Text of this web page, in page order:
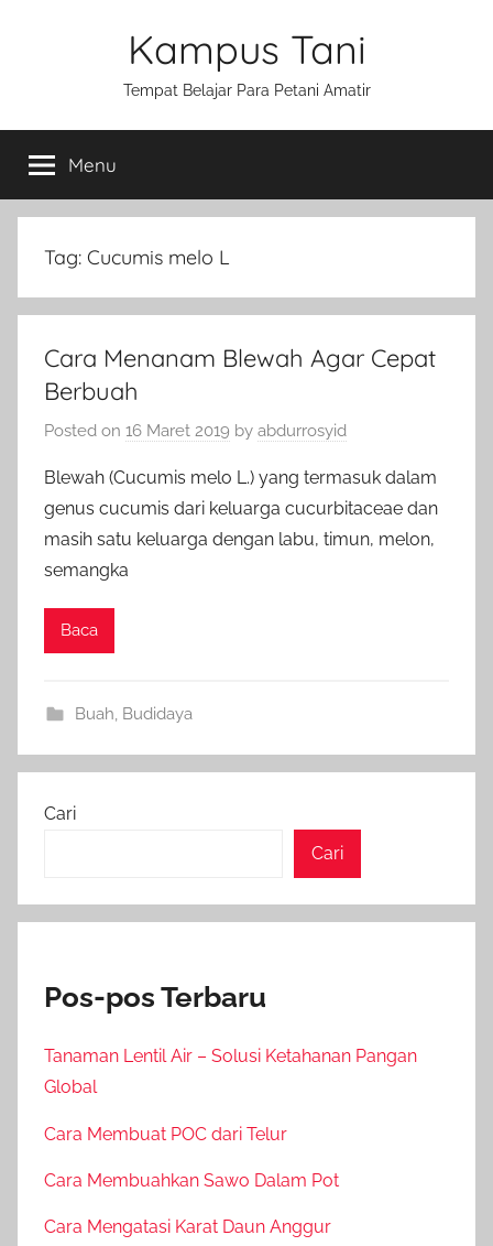
Kampus Tani
Tempat Belajar Para Petani Amatir
Menu
Tag: Cucumis melo L
Cara Menanam Blewah Agar Cepat
Berbuah
Posted on 16 Maret 2019 by abdurrosyid
Blewah (Cucumis melo L.) yang termasuk dalam
genus cucumis dari keluarga cucurbitaceae dan
masih satu keluarga dengan labu, timun, melon,
semangka
Baca
Buah Budidaya
Cari
Cari
Pos-pos Terbaru
Tanaman Lentil Air – Solusi Ketahanan Pangan
Global
Cara Membuat POC dari Telur
Cara Membuahkan Sawo Dalam Pot
Cara Mengatasi Karat Daun Anggur